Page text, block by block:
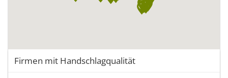
Firmen mit Handschlagqualität